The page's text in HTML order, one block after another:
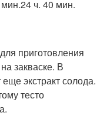
ч. 40 мин.
приготовления
закваске. В
экстракт солода.
тесто